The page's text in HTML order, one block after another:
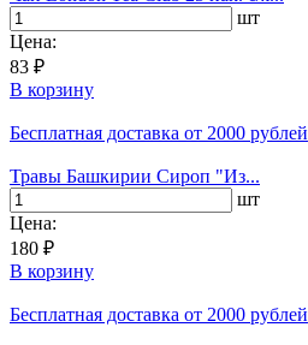
шт
Цена:
83 ₽
В корзину
Бесплатная доставка от 2000 рублей
Травы Башкирии Сироп "Из...
шт
Цена:
180 ₽
В корзину
Бесплатная доставка от 2000 рублей